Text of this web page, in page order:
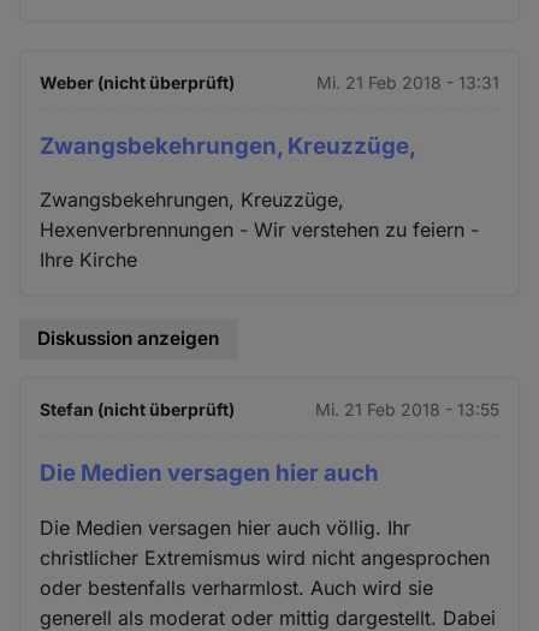
Weber (nicht überprüft) Mi. 21 Feb 2018 - 13:31
Zwangsbekehrungen, Kreuzzüge,
Zwangsbekehrungen, Kreuzzüge,
Hexenverbrennungen - Wir verstehen zu feiern -
Ihre Kirche
Diskussion anzeigen
Stefan (nicht überprüft) Mi. 21 Feb 2018 - 13:55
Die Medien versagen hier auch
Die Medien versagen hier auch völlig. Ihr
christlicher Extremismus wird nicht angesprochen
oder bestenfalls verharmlost. Auch wird sie
generell als moderat oder mittig dargestellt. Dabei